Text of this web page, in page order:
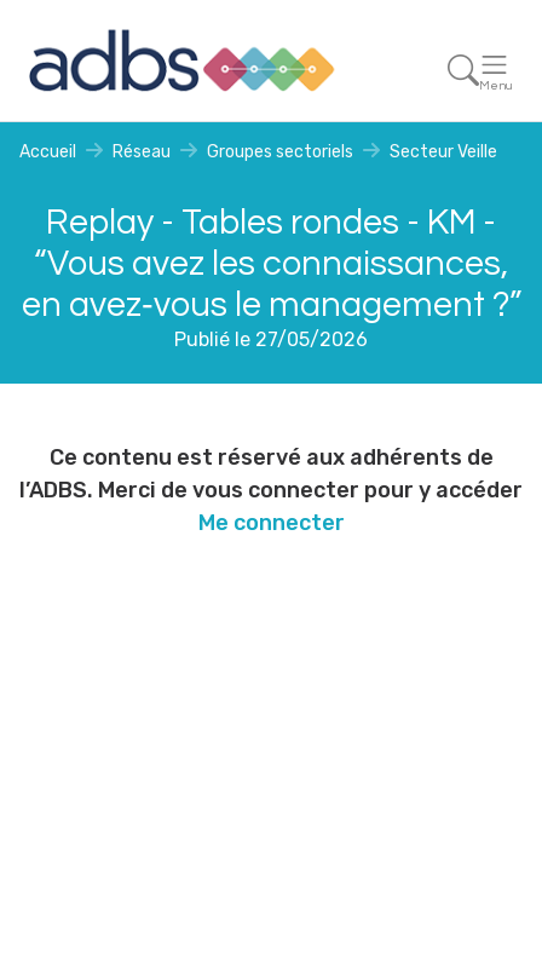
Menu
Accueil Réseau Groupes sectoriels Secteur Veille
Replay - Tables rondes - KM -
“Vous avez les connaissances,
en avez‑vous le management ?”
Publié le 27/05/2026
Ce contenu est réservé aux adhérents de
l’ADBS. Merci de vous connecter pour y accéder
Me connecter